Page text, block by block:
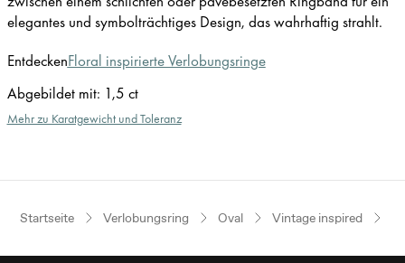
elegantes und symbolträchtiges Design, das wahrhaftig strahlt.
EntdeckenFloral inspirierte Verlobungsringe
Abgebildet mit: 1,5 ct
Mehr zu Karatgewicht und Toleranz
Startseite Verlobungsring Oval Vintage inspired